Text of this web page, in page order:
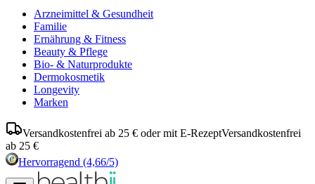
Arzneimittel & Gesundheit
Familie
Ernährung & Fitness
Beauty & Pflege
Bio- & Naturprodukte
Dermokosmetik
Longevity
Marken
Versandkostenfrei ab 25 € oder mit E-RezeptVersandkostenfrei
ab 25 €
Hervorragend (4,66/5)